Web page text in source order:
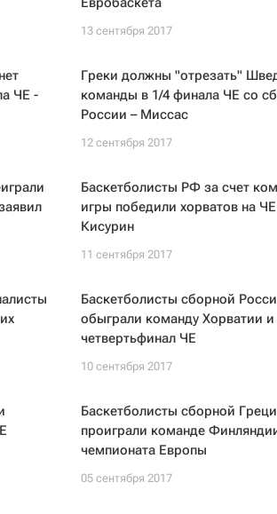
13 сентября 2017
ЧЕ -
Греки должны "отрезать"
команды в 1/4 финала ЧЕ со
России – Миссас
12 сентября 2017
Баскетболисты РФ за счет
игры победили хорватов на
Кисурин
11 сентября 2017
Баскетболисты сборной
обыграли команду Хорватии
четвертьфинал ЧЕ
10 сентября 2017
Баскетболисты сборной
проиграли команде
чемпионата Европы
05 сентября 2017